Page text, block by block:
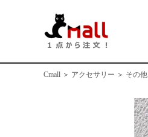
Cmall ＞ アクセサリー ＞ その他